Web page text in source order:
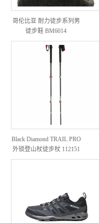
哥伦比亚 耐力徒步系列男
徒步鞋 BM6014
Black Diamond TRAIL PRO
外锁登山杖徒步杖 112151